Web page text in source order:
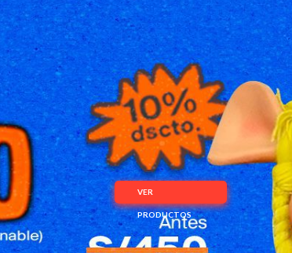
VER
PRODUCTOS